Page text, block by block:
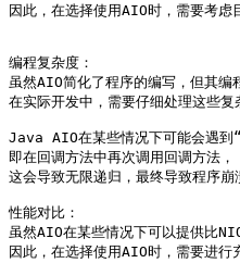
因此，在选择使用AIO时，需要考虑
编程复杂度：
虽然AIO简化了程序的编写，但其编
在实际开发中，需要仔细处理这些复
Java AIO在某些情况下可能会遇到
即在回调方法中再次调用回调方法，
这会导致无限递归，最终导致程序崩
性能对比：
虽然AIO在某些情况下可以提供比
因此，在选择使用AIO时，需要进